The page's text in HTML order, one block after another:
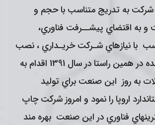
به تدریج متناسب با حجم و
و به اقتضاي پیشــرفت فناوري،
با نیازهاي شـرکت خریـداري ، نصب
در همین راستا در سال 1391 اقدام به
به روز این صنعت براي تولید
اروپا را نمود و امروز شرکت چاپ
فناوري در این صنعت بهره مند